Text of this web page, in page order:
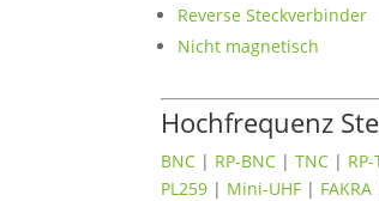
Reverse Steckverbinder
Nicht magnetisch
Hochfrequenz
BNC | RP-BNC |TNC |
PL259 | Mini-UHF | FAKRA